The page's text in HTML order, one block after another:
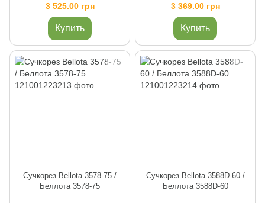
3 525.00 грн
Купить
3 369.00 грн
Купить
Сучкорез Bellota 3578-75 /
Беллота 3578-75
Сучкорез Bellota 3588D-60 /
Беллота 3588D-60